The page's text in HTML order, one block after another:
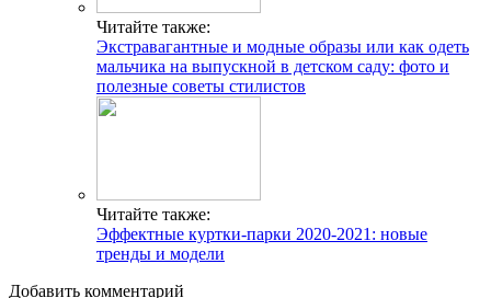
Читайте также:
Экстравагантные и модные образы или как одеть
мальчика на выпускной в детском саду: фото и
полезные советы стилистов
Читайте также:
Эффектные куртки-парки 2020-2021: новые
тренды и модели
Добавить комментарий